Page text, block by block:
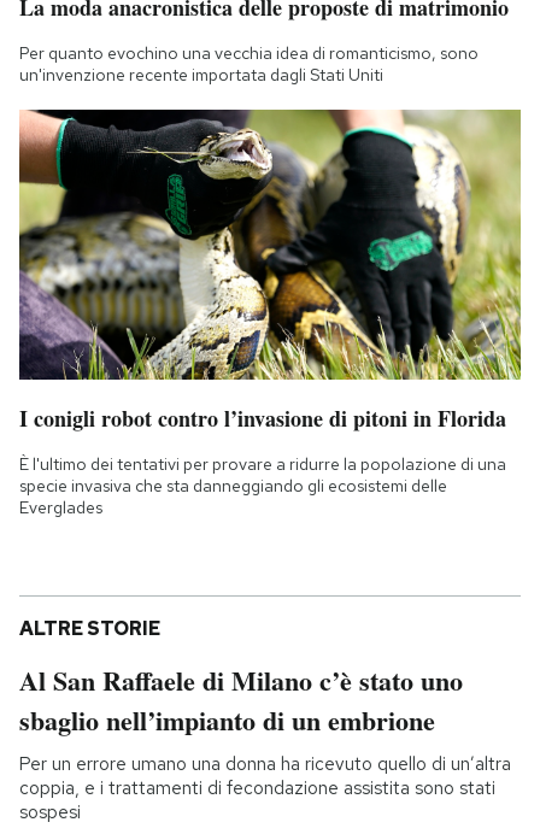
La moda anacronistica delle proposte di matrimonio
Per quanto evochino una vecchia idea di romanticismo, sono
un'invenzione recente importata dagli Stati Uniti
I conigli robot contro l’invasione di pitoni in Florida
È l'ultimo dei tentativi per provare a ridurre la popolazione di una
specie invasiva che sta danneggiando gli ecosistemi delle
Everglades
ALTRE STORIE
Al San Raffaele di Milano c’è stato uno
sbaglio nell’impianto di un embrione
Per un errore umano una donna ha ricevuto quello di un’altra
coppia, e i trattamenti di fecondazione assistita sono stati
sospesi